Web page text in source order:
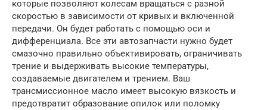
которые позволяют колесам вращаться с разной
скоростью в зависимости от кривых и включенной
передачи. Он будет работать с помощью оси и
дифференциала. Все эти автозапчасти нужно будет
смазочно правильно объективировать, ограничивать
трение и выдерживать высокие температуры,
создаваемые двигателем и трением. Ваш
трансмиссионное масло имеет высокую вязкость и
предотвратит образование опилок или поломку